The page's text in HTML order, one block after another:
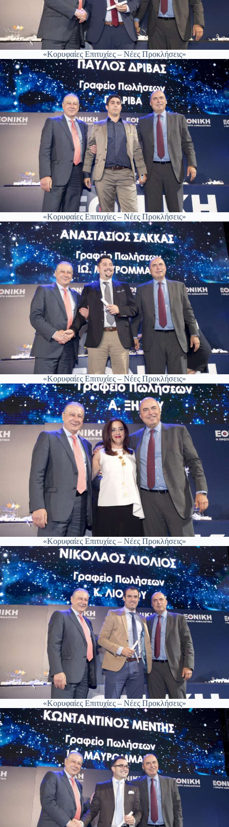
«Κορυφαίες Επιτυχίες – Νέες Προκλήσεις»
«Κορυφαίες Επιτυχίες – Νέες Προκλήσεις»
«Κορυφαίες Επιτυχίες – Νέες Προκλήσεις»
«Κορυφαίες Επιτυχίες – Νέες Προκλήσεις»
«Κορυφαίες Επιτυχίες – Νέες Προκλήσεις»